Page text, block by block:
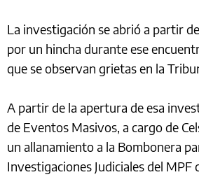
La investigación se abrió a partir
por un hincha durante ese
que se observan grietas en la
A partir de la apertura de esa
de Eventos Masivos, a cargo de
un allanamiento a la Bombonera
Investigaciones Judiciales del MPF